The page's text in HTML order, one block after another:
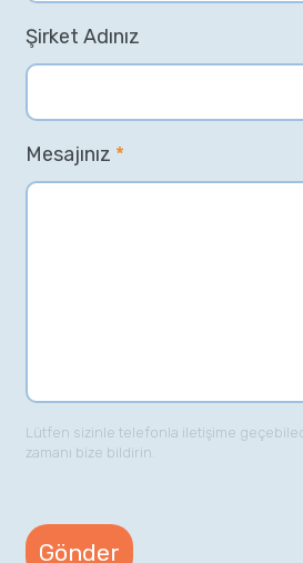
Şirket Adınız
Mesajınız *
Lütfen sizinle telefonla iletişime
zamanı bize bildirin.